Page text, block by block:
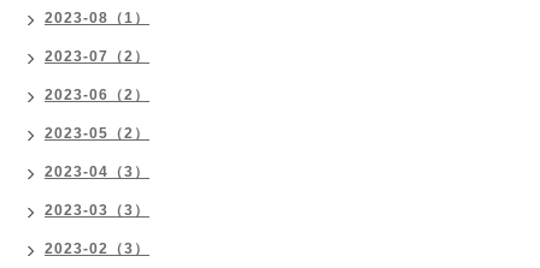
2023-08（1）
2023-07（2）
2023-06（2）
2023-05（2）
2023-04（3）
2023-03（3）
2023-02（3）